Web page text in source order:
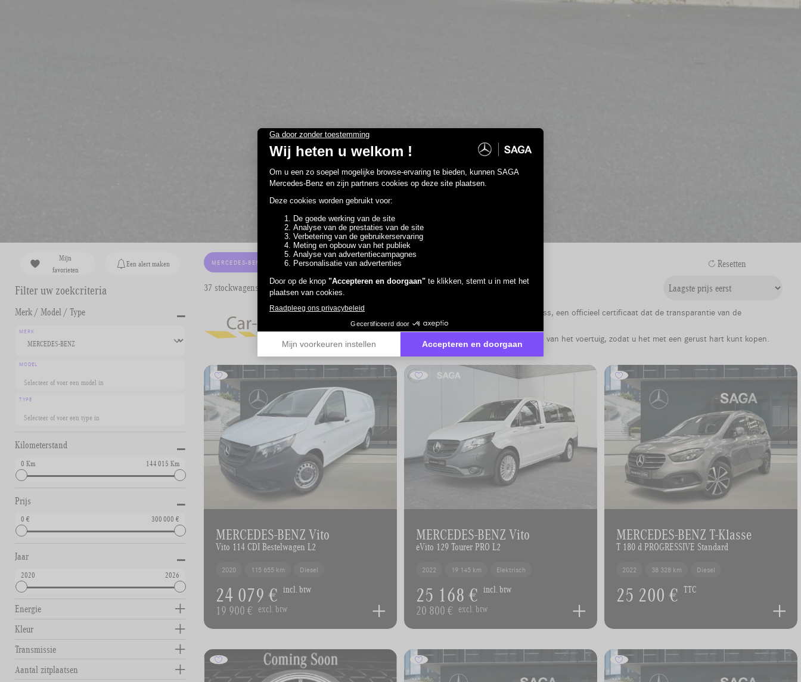
Mijn
favorieten
Een alert maken
Filter uw zoekcriteria
Merk / Model / Type -
MERK
MODEL
TYPE
Kilometerstand -
0 144 015
Prijs -
0 300 000
Jaar -
2020 2026
Energie
Kleur
Transmissie
Aantal zitplaatsen
MERCEDES-BENZ
Resetten
37 stockwagens die aan uw zoekopdracht beantwoorden
Al onze tweedehandsvoertuigen worden geleverd met een Car-Pass, een officieel certificaat dat de transparantie van de
kilometerstand garandeert.
Dit document geeft u een duidelijke en betrouwbare geschiedenis van het voertuig, zodat u het met een gerust hart kunt kopen.
MERCEDES-BENZ Vito
Vito 114 CDI Bestelwagen L2
2020 115 655 km Diesel
24 079 € incl. btw
19 900 € excl. btw
MERCEDES-BENZ Vito
eVito 129 Tourer PRO L2
2022 19 145 km Elektrisch
25 168 € incl. btw
20 800 € excl. btw
MERCEDES-BENZ T-Klasse
T 180 d PROGRESSIVE Standard
2022 38 328 km Diesel
25 200 € TTC